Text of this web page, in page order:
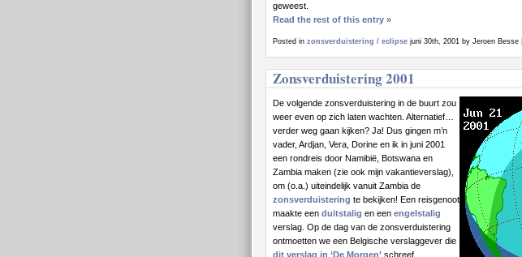
geweest.
Read the rest of this entry »
Posted in zonsverduistering / eclipse juni 30th, 2001 by Jeroen Besse |
Zonsverduistering 2001
De volgende zonsverduistering in de buurt zou
weer even op zich laten wachten. Alternatief…
verder weg gaan kijken? Ja! Dus gingen m’n
vader, Ardjan, Vera, Dorine en ik in juni 2001
een rondreis door Namibië, Botswana en
Zambia maken (zie ook mijn vakantieverslag),
om (o.a.) uiteindelijk vanuit Zambia de
zonsverduistering te bekijken! Een reisgenoot
maakte een duitstalig en een engelstalig
verslag. Op de dag van de zonsverduistering
ontmoetten we een Belgische verslaggever die
dit verslag in ‘De Morgen’ schreef.